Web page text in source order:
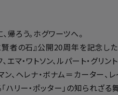
帰ろう。ホグワーツへ。
賢者の石』公開20周年を記念した
、エマ・ワトソン、ルパート・
、ヘレナ・ボナム＝カーター、レ
ハリー・ポッター」の知られざ